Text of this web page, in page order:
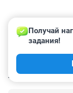
Получай
задания!